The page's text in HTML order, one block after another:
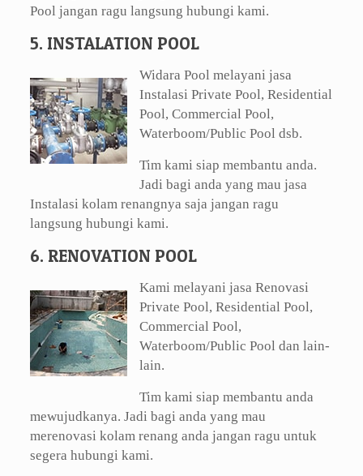
Pool jangan ragu langsung hubungi kami.
5. INSTALATION POOL
Widara Pool melayani jasa
Instalasi Private Pool, Residential
Pool, Commercial Pool,
Waterboom/Public Pool dsb.
Tim kami siap membantu anda.
Jadi bagi anda yang mau jasa
Instalasi kolam renangnya saja jangan ragu
langsung hubungi kami.
6. RENOVATION POOL
Kami melayani jasa Renovasi
Private Pool, Residential Pool,
Commercial Pool,
Waterboom/Public Pool dan lain-
lain.
Tim kami siap membantu anda
mewujudkanya. Jadi bagi anda yang mau
merenovasi kolam renang anda jangan ragu untuk
segera hubungi kami.